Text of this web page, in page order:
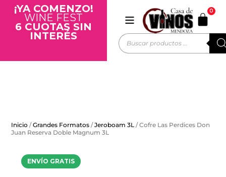
¡YA COMENZO!
WINE FEST
6 CUOTAS SIN
INTERÉS
0
ENVÍO GRATIS
Inicio /Grandes Formatos /Jeroboam 3L / Cofre Las Perdices Don
Juan Reserva Doble Magnum 3L